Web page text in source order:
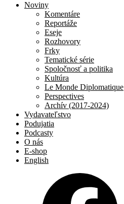
Noviny
Komentáre
Reportáže
Eseje
Rozhovory
Frky
Tematické série
Spoločnosť a politika
Kultúra
Le Monde Diplomatique
Perspectives
Archív (2017-2024)
Vydavateľstvo
Podujatia
Podcasty
O nás
E-shop
English